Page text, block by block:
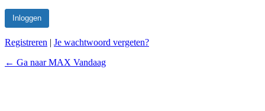
Registreren | Je wachtwoord vergeten?
← Ga naar MAX Vandaag